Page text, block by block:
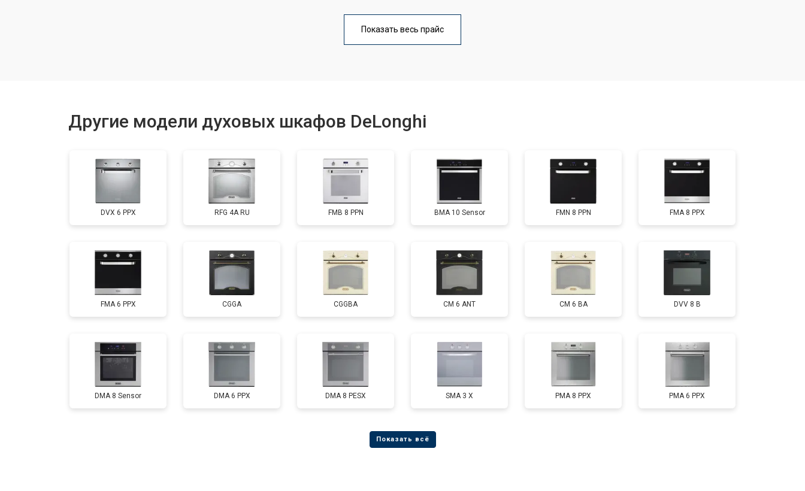
от 90 мин
Показать весь прайс
Другие модели духовых шкафов DeLonghi
DVX 6 PPX RFG 4A RU FMB 8 PPN BMA 10 Sensor FMN 8 PPN FMA 8 PPX
FMA 6 PPX CGGA CGGBA CM 6 ANT CM 6 BA DVV 8 B
DMA 8 Sensor DMA 6 PPX DMA 8 PESX SMA 3 X PMA 8 PPX PMA 6 PPX